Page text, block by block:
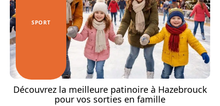
SPORT
Découvrez la meilleure patinoire à Hazebrouck
pour vos sorties en famille